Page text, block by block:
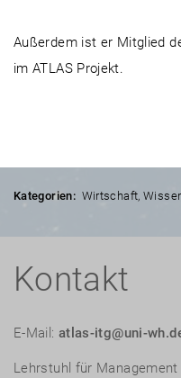
Außerdem ist er Mitglied
im ATLAS Projekt.
Kategorien: Wirtschaft,
Kontakt
E-Mail: atlas-itg@uni-
Lehrstuhl für Management